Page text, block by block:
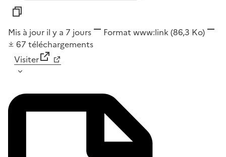
Mis à jour il y a 7 jours Format www:link (86,3 Ko)
67 téléchargements
Visiter